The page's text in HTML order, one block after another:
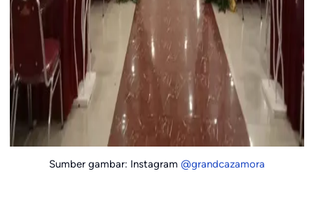
Sumber gambar: Instagram @grandcazamora